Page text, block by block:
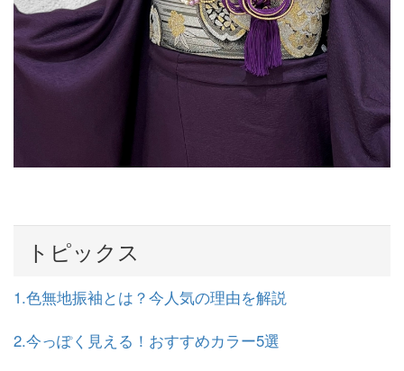
トピックス
1.色無地振袖とは？今人気の理由を解説
2.今っぽく見える！おすすめカラー5選